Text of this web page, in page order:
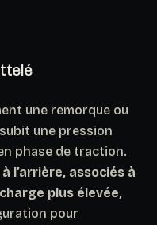
une remorque ou
une pression
phase de traction.
l’arrière, associés à
plus élevée,
pour